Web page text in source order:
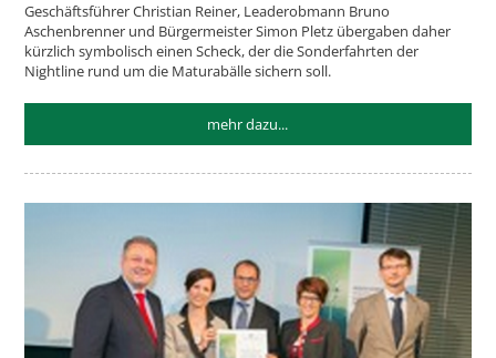
Geschäftsführer Christian Reiner, Leaderobmann Bruno
Aschenbrenner und Bürgermeister Simon Pletz übergaben daher
kürzlich symbolisch einen Scheck, der die Sonderfahrten der
Nightline rund um die Maturabälle sichern soll.
mehr dazu...